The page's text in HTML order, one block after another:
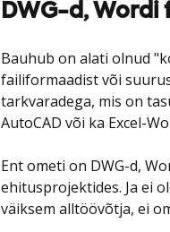
DWG-d, Wordi
Bauhub on alati olnud
failiformaadist või
tarkvaradega, mis on
AutoCAD või ka Excel-
Ent ometi on DWG-d,
ehitusprojektides. Ja ei
väiksem alltöövõtja, ei